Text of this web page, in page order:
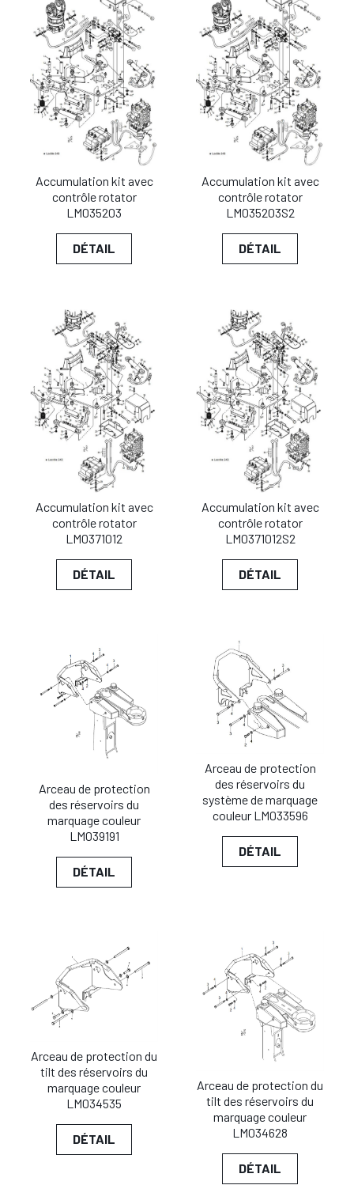
Accumulation kit avec
contrôle rotator
LM035203
DÉTAIL
Accumulation kit avec
contrôle rotator
LM035203S2
DÉTAIL
Accumulation kit avec
contrôle rotator
LM0371012
DÉTAIL
Accumulation kit avec
contrôle rotator
LM0371012S2
DÉTAIL
Arceau de protection
des réservoirs du
marquage couleur
LM039191
DÉTAIL
Arceau de protection
des réservoirs du
système de marquage
couleur LM033596
DÉTAIL
Arceau de protection du
tilt des réservoirs du
marquage couleur
LM034535
DÉTAIL
Arceau de protection du
tilt des réservoirs du
marquage couleur
LM034628
DÉTAIL